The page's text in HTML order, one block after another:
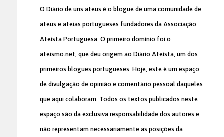
O Diário de uns ateus é o blogue de uma comunidade de
ateus e ateias portugueses fundadores da Associação
Ateísta Portuguesa. O primeiro domínio foi o
ateismo.net, que deu origem ao Diário Ateísta, um dos
primeiros blogues portugueses. Hoje, este é um espaço
de divulgação de opinião e comentário pessoal daqueles
que aqui colaboram. Todos os textos publicados neste
espaço são da exclusiva responsabilidade dos autores e
não representam necessariamente as posições da